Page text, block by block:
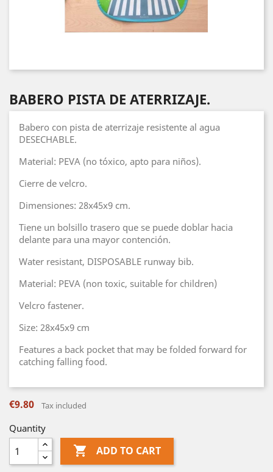
BABERO PISTA DE ATERRIZAJE.
Babero con pista de aterrizaje resistente al agua
DESECHABLE.
Material: PEVA (no tóxico, apto para niños).
Cierre de velcro.
Dimensiones: 28x45x9 cm.
Tiene un bolsillo trasero que se puede doblar hacia
delante para una mayor contención.
Water resistant, DISPOSABLE runway bib.
Material: PEVA (non toxic, suitable for children)
Velcro fastener.
Size: 28x45x9 cm
Features a back pocket that may be folded forward for
catching falling food.
€9.80 Tax included
Quantity
 ADD TO CART